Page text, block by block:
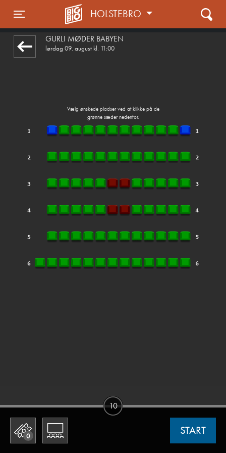
Toggle navigation
HOLSTEBRO
GURLI MØDER BABYEN
lørdag 09. august kl. 11:00
Vælg ønskede pladser ved at klikke på de
grønne sæder nedenfor.
0 START
10
front05-temp 120216